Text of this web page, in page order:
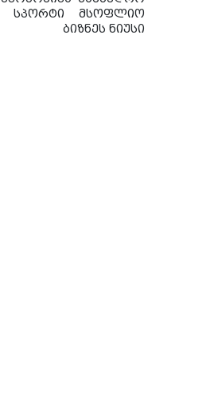
სპორტი
მსოფლიო
ბიზნეს ნიუსი